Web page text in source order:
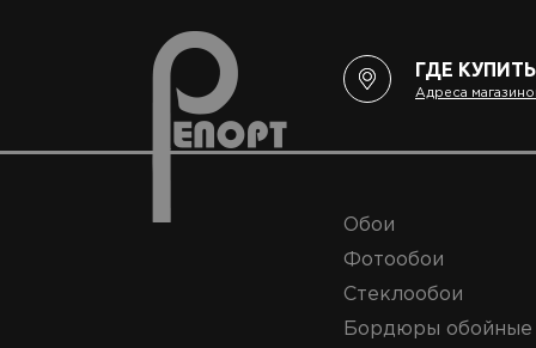
ГДЕ
Адреса
Обои
Фотообои
Стеклообои
Бордюры обойные